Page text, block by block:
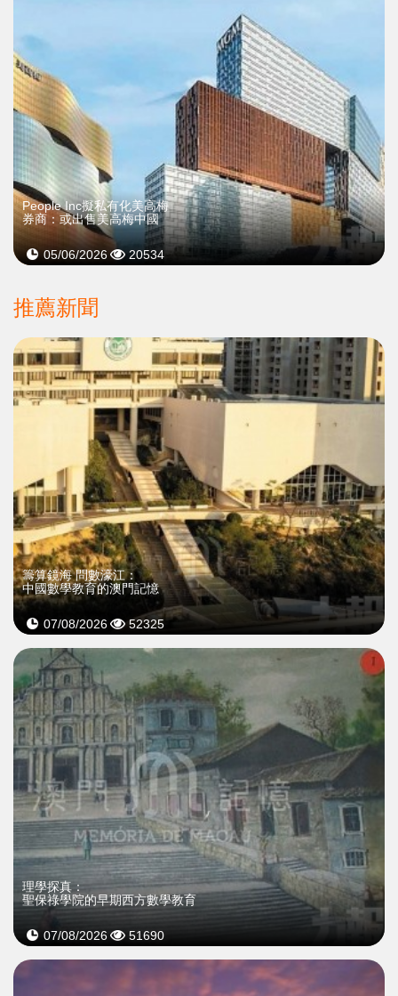
People Inc擬私有化美高梅
券商：或出售美高梅中國
05/06/2026 20534
推薦新聞
籌算鏡海 問數濠江：
中國數學教育的澳門記憶
07/08/2026 52325
理學探真：
聖保祿學院的早期西方數學教育
07/08/2026 51690